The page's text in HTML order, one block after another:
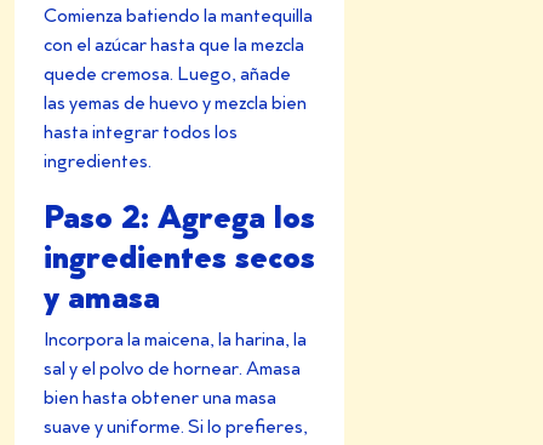
Comienza batiendo la mantequilla
con el azúcar hasta que la mezcla
quede cremosa. Luego, añade
las yemas de huevo y mezcla bien
hasta integrar todos los
ingredientes.
Paso 2: Agrega los
ingredientes secos
y amasa
Incorpora la maicena, la harina, la
sal y el polvo de hornear. Amasa
bien hasta obtener una masa
suave y uniforme. Si lo prefieres,